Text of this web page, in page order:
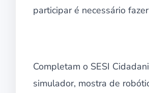
participar é necessário
Completam o SESI
simulador, mostra de